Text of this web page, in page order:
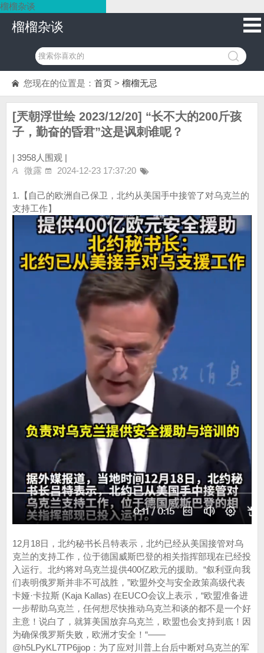
榴榴杂谈
榴榴杂谈
您现在的位置是： 首页 > 榴榴无忌
[兲朝浮世绘 2023/12/20] “长不大的200斤孩
子，勤奋的昏君”这是讽刺谁呢？
| 3958人围观 |
微露
2024-12-23 17:37:20
1.【自己的欧洲自己保卫，北约从美国手中接管了对乌克兰的
支持工作】
12月18日，北约秘书长吕特表示，北约已经从美国接管对乌
克兰的支持工作，位于德国威斯巴登的相关指挥部现在已经投
入运行。北约将对乌克兰提供400亿欧元的援助。“叙利亚向我
们表明俄罗斯并非不可战胜，”欧盟外交与安全政策高级代表
卡娅·卡拉斯 (Kaja Kallas) 在EUCO会议上表示，“欧盟准备进
一步帮助乌克兰，任何想尽快推动乌克兰和谈的都不是一个好
主意！说白了，就算美国放弃乌克兰，欧盟也会支持到底！因
为确保俄罗斯失败，欧洲才安全！“——
@h5LPyKL7TP6jjop：为了应对川普上台后中断对乌克兰的军